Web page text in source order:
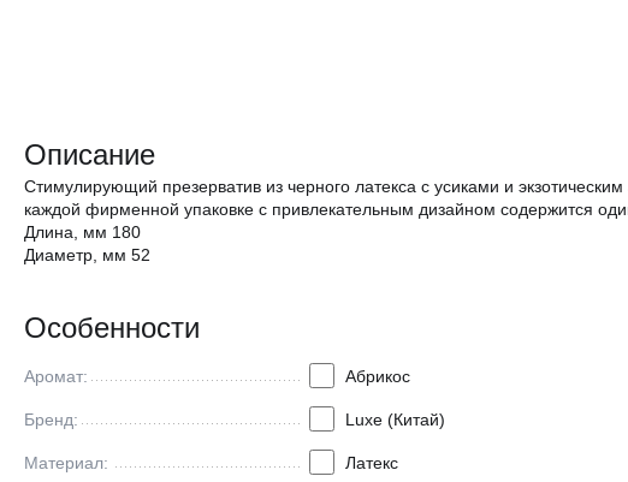
Описание
Стимулирующий презерватив из черного латекса с усиками и
каждой фирменной упаковке с привлекательным дизайном содержится
Длина, мм 180
Диаметр, мм 52
Особенности
Аромат: Абрикос
Бренд: Luxe (Китай)
Материал: Латекс